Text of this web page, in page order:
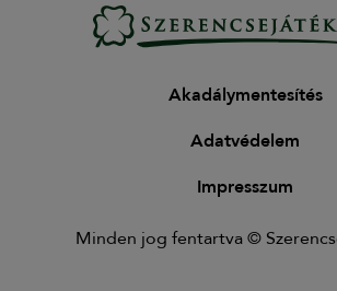
Akadálymentesítés
Adatvédelem
Impresszum
Minden jog fentartva ©